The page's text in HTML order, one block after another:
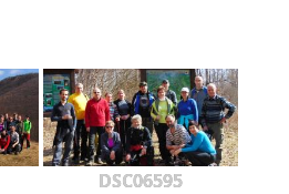
DSC06595